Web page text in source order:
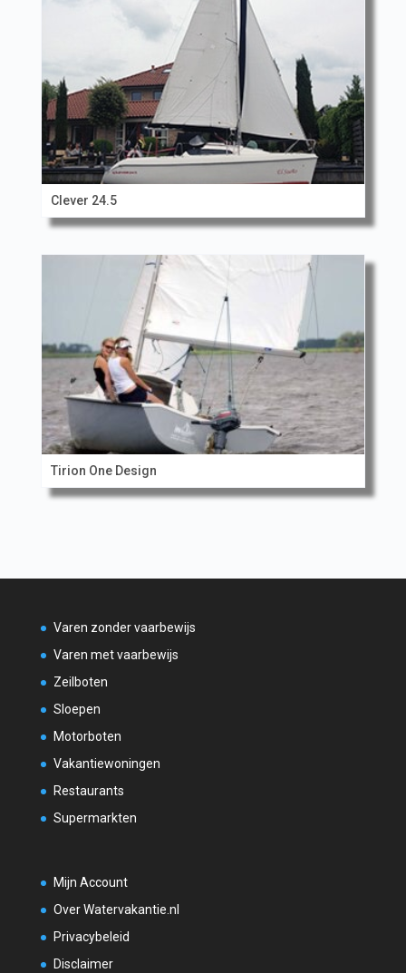
Clever 24.5
Tirion One Design
Varen zonder vaarbewijs
Varen met vaarbewijs
Zeilboten
Sloepen
Motorboten
Vakantiewoningen
Restaurants
Supermarkten
Mijn Account
Over Watervakantie.nl
Privacybeleid
Disclaimer